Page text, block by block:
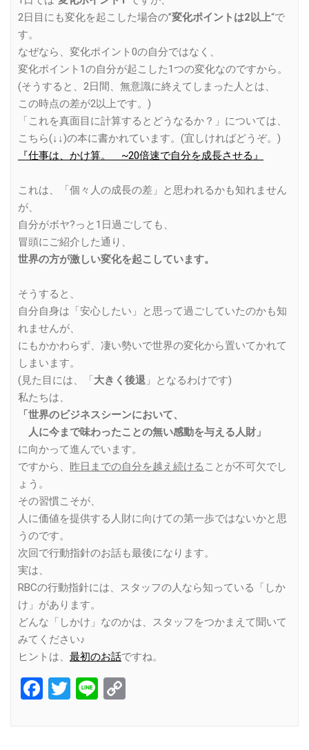
2日目にも変化を起こした場合の”変化ポイントは2以上“で
す。
なぜなら、変化ポイント0の自分ではなく、
変化ポイント1の自分が起こした1つの変化なのですから。
(そうすると、2日間、無意識に終えてしまった人とは、
この時点の差が2以上です。)
「これを真面目に計算するとどうなるか？」については、
こちら(↓↓)の本に書かれています。(宜しければどうぞ。)
『仕事は、かけ算。 ~20倍速で自分を成長させる』
これは、「個々人の成長の差」と思われるかも知れません
が、
自分がボヤ?っと1日過ごしても、
冒頭にご紹介した通り、
世界の方が激しい変化を起こしています。
そうすると、
自分自身は「安心したい」と思って過ごしていたのかも知
れませんが、
にもかかわらず、凄い勢いで世界の変化から置いてかれて
しまいます。
(見た目には、「大きく後退 」となるわけです)
私たちは、
「世界のビジネスシーンにおいて、
人に今まで味わったことの無い感動を与える人財」
に向かって進んでいます。
ですから、 昨日までの自分を越え続ける ことが不可欠でし
ょう。
その習慣こそが、
人に価値を提供する人財に向けての第一歩ではないかと思
うのです。
次回で行動指針のお話も最後になります。
実は、
RBCの行動指針には、スタッフの人なら知っている「しか
け」があります。
どんな「しかけ」なのかは、スタッフをつかまえて聞いて
みてください♪
ヒントは、 最初のお話ですね。
Facebook
Twitter
Line